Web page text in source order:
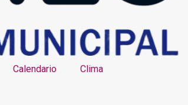
Calendario Clima